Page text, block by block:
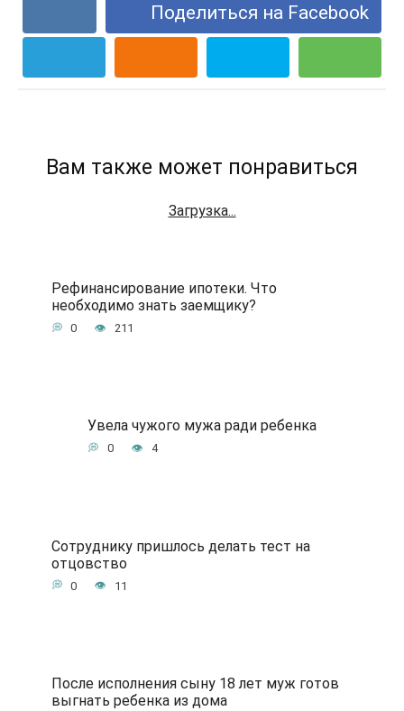
Поделиться на Facebook
Вам также может понравиться
Загрузка...
Рефинансирование ипотеки. Что
необходимо знать заемщику?
0 211
Увела чужого мужа ради ребенка
0 4
Сотруднику пришлось делать тест на
отцовство
0 11
После исполнения сыну 18 лет муж готов
выгнать ребенка из дома